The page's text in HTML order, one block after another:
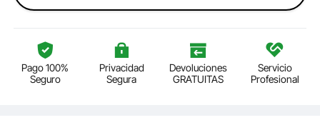
Pago 100%
Seguro
Privacidad
Segura
Devoluciones
GRATUITAS
Servicio
Profesional